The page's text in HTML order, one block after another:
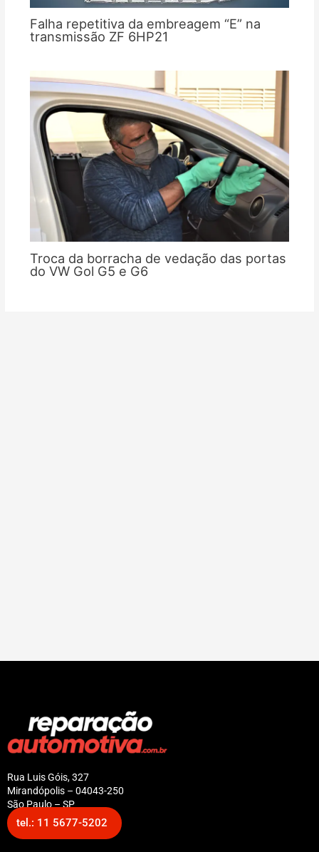
Falha repetitiva da embreagem “E” na
transmissão ZF 6HP21
Troca da borracha de vedação das portas
do VW Gol G5 e G6
Rua Luis Góis, 327
Mirandópolis – 04043-250
São Paulo – SP
tel.: 11 5677-5202